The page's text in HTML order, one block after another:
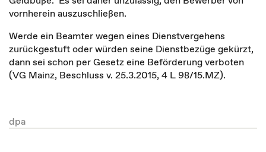
vornherein auszuschließen.
Werde ein Beamter wegen eines Dienstvergehens
zurückgestuft oder würden seine Dienstbezüge gekürzt,
dann sei schon per Gesetz eine Beförderung verboten
(VG Mainz, Beschluss v. 25.3.2015, 4 L 98/15.MZ).
dpa